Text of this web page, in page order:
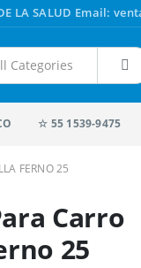
LA SALUD Email:
☆ 55 1539-9475
FERNO 25
Carro
25